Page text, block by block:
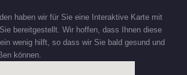
haben wir für Sie eine Interaktive Karte mit
bereitgestellt. Wir hoffen, dass Ihnen diese
wenig hilft, so dass wir Sie bald gesund und
können.